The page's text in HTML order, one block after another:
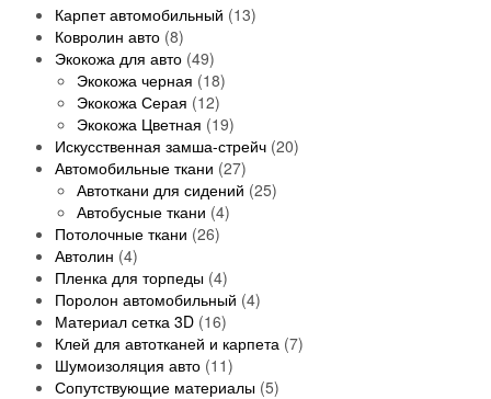
Карпет автомобильный 131
u
t
Ковролин авто 88
p
r
o
d
u
c
t
s
Экокожа для авто 494
9
p
r
o
d
u
c
t
Экокожа черная 181
p
r
o
d
u
s
Экокожа Серая 121
2
p
o
d
u
t
s
Экокожа Цветная 191
9
p
r
o
t
Искусственная замша-стрейч 202
s
Автомобильные ткани 272
7
u
t
Автоткани для сидений 252
c
s
Автобусные ткани 44
o
d
u
c
t
s
Потолочные ткани 262
p
r
o
d
u
c
Автолин 44
p
r
o
d
u
c
Пленка для торпеды 44
p
r
o
d
u
Поролон автомобильный 44
r
d
Материал сетка 3D 161
6
p
r
Клей для автотканей и карпета 77
Шумоизоляция авто 111
1
Сопутствующие материалы 55